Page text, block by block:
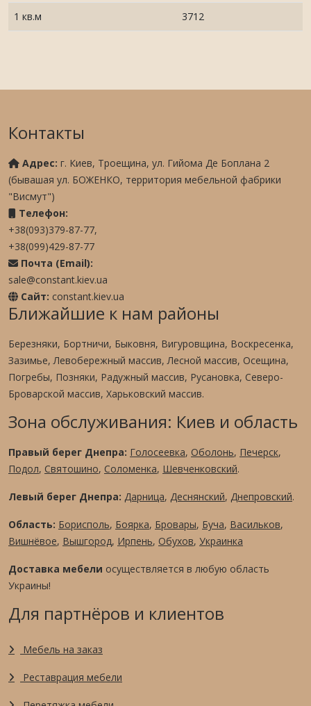
1 кв.м 3712
Контакты
Адрес: г. Киев, Троещина, ул. Гийома Де Боплана 2
(бывашая ул. БОЖЕНКО, территория мебельной фабрики
"Висмут")
Телефон:
+38(093)379-87-77,
+38(099)429-87-77
Почта (Email):
sale@constant.kiev.ua
Сайт: constant.kiev.ua
Ближайшие к нам районы
Березняки, Бортничи, Быковня, Вигуровщина, Воскресенка,
Зазимье, Левобережный массив, Лесной массив, Осещина,
Погребы, Позняки, Радужный массив, Русановка, Северо-
Броварской массив, Харьковский массив.
Зона обслуживания: Киев и область
Правый берег Днепра: Голосеевка, Оболонь, Печерск,
Подол, Святошино, Соломенка, Шевченковский.
Левый берег Днепра: Дарница, Деснянский, Днепровский.
Область: Борисполь, Боярка, Бровары, Буча, Васильков,
Вишнёвое, Вышгород, Ирпень, Обухов, Украинка
Доставка мебели осуществляется в любую область
Украины!
Для партнёров и клиентов
Мебель на заказ
Реставрация мебели